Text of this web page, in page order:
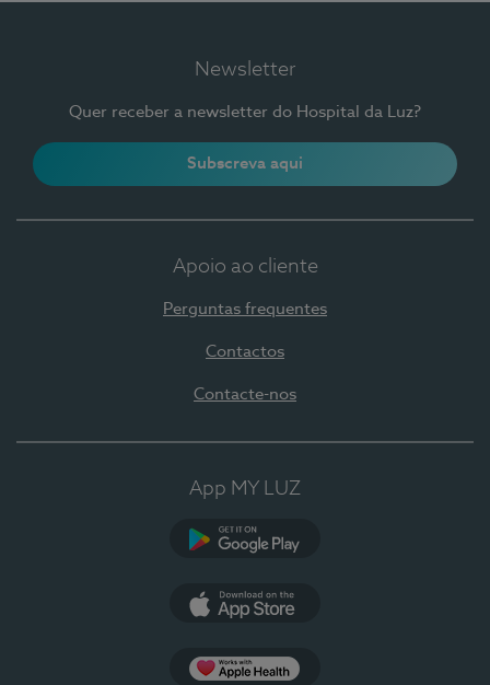
Newsletter
Quer receber a newsletter do Hospital da Luz?
Subscreva aqui
Apoio ao cliente
Perguntas frequentes
Contactos
Contacte-nos
App MY LUZ